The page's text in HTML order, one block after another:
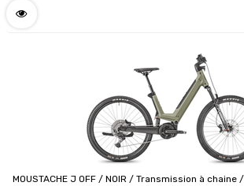
MOUSTACHE J OFF / NOIR / Transmission à